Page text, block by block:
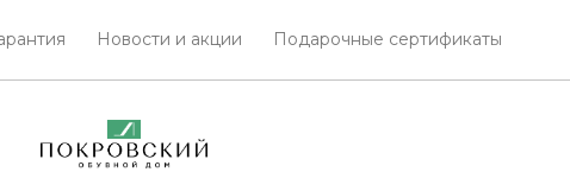
Новости и акции Подарочные сертификаты